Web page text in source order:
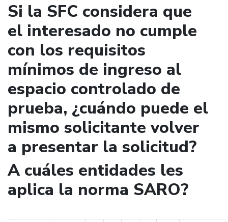
Si la SFC considera que
el interesado no cumple
con los requisitos
mínimos de ingreso al
espacio controlado de
prueba, ¿cuándo puede el
mismo solicitante volver
a presentar la solicitud?
A cuáles entidades les
aplica la norma SARO?